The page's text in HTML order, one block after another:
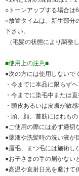
○トーンアップする場合は
○放置タイムは、新生部分
下さい。
（毛髪の状態により調整
■使用上の注意■
●次の方には使用しないで
・今までに本品に限らず
・今までに染毛中または
・頭皮あるいは皮膚が敏
・頭、顔、首筋にはれも
●ご使用の際には必ず適切
●薬液や洗髪時の洗い液が
●眉毛、まつ毛には施術し
●お子さまの手の届かない
●高温や直射日光を避けて